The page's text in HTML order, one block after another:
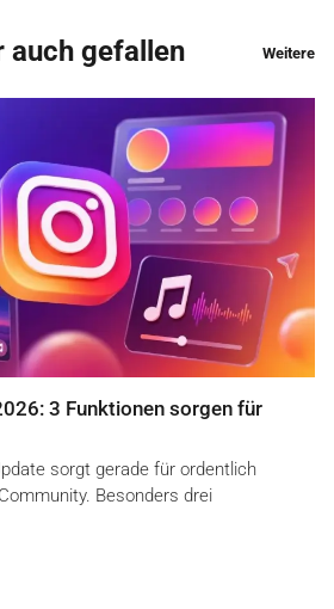
auch gefallen Weitere
3 Funktionen sorgen für
sorgt gerade für ordentlich
Besonders drei